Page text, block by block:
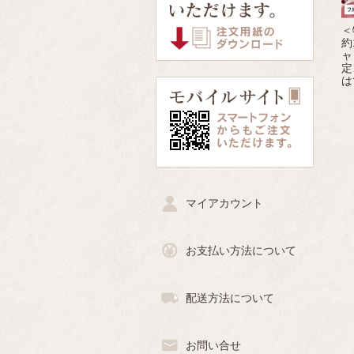
マイアカウント
お支払い方法について
配送方法について
お問い合せ